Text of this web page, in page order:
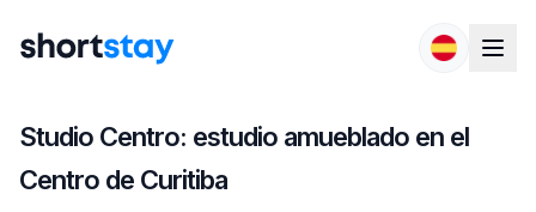
Studio Centro: estudio amueblado en el
Centro de Curitiba